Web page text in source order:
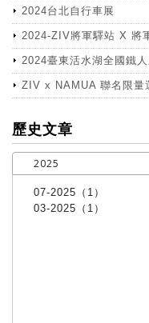
2024台北自行車展
2024-ZIV將軍驛站 X 將
2024臺東活水湖全國鐵
ZIV x NAMUA 聯名限量
more
歷史文章
2025
07-2025（1）
03-2025（1）